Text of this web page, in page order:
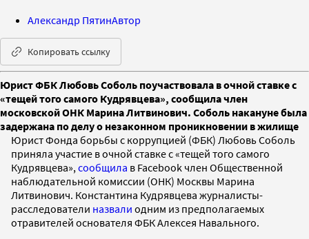
Александр ПятинАвтор
Копировать ссылку
Юрист ФБК Любовь Соболь поучаствовала в очной ставке с
«тещей того самого Кудрявцева», сообщила член
московской ОНК Марина Литвинович. Соболь накануне была
задержана по делу о незаконном проникновении в жилище
Юрист Фонда борьбы с коррупцией (ФБК) Любовь Соболь
приняла участие в очной ставке с «тещей того самого
Кудрявцева», сообщила в Facebook член Общественной
наблюдательной комиссии (ОНК) Москвы Марина
Литвинович. Константина Кудрявцева журналисты-
расследователи назвали одним из предполагаемых
отравителей основателя ФБК Алексея Навального.